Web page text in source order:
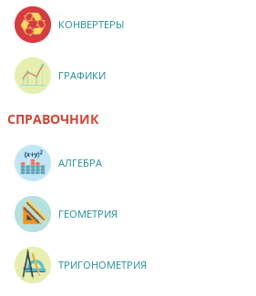
КОНВЕРТЕРЫ
ГРАФИКИ
СПРАВОЧНИК
АЛГЕБРА
ГЕОМЕТРИЯ
ТРИГОНОМЕТРИЯ